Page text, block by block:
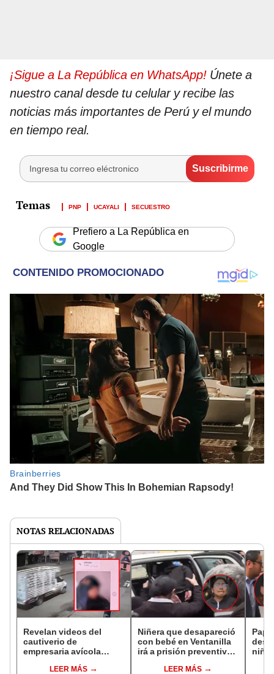
¡Sigue a La República en WhatsApp! Únete a
nuestro canal desde tu celular y recibe las
noticias más importantes de Perú y el mundo
en tiempo real.
PNP UCAYALI SECUESTRO
Prefiero a La República en
Google
NOTAS RELACIONADAS
Revelan videos del
cautiverio de
empresaria avícola
"Por favor, dales lo que
LEER MÁS
Niñera que desapareció
con bebé en Ventanilla
irá a prisión preventiva:
involucrados, según
LEER MÁS